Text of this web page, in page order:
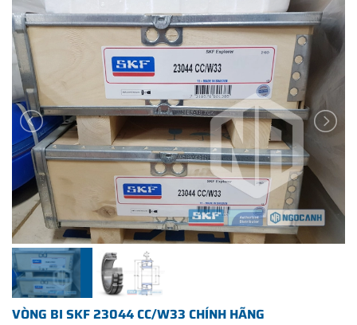
VÒNG BI SKF 23044 CC/W33 CHÍNH HÃNG